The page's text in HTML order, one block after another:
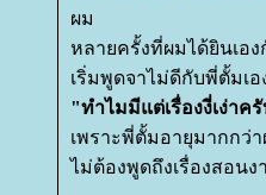
ผม
หลายครั้งที่ผมได้ยินเอ
เริ่มพูดจาไม่ดีกับพี่ตั้มเอ
"ทำไมมีแต่เรื่องงี่เง่าค
เพราะพี่ตั้มอายุมากกว่
ไม่ต้องพูดถึงเรื่องสอน